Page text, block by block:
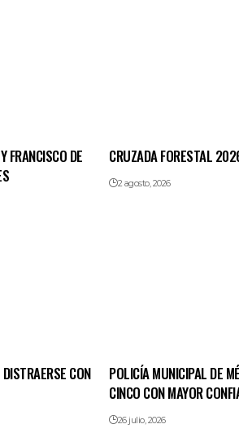
FRANCISCO DE
CRUZADA FORESTAL
2 agosto, 2026
CON
POLICÍA MUNICIPAL DE
CINCO CON MAYOR
26 julio, 2026